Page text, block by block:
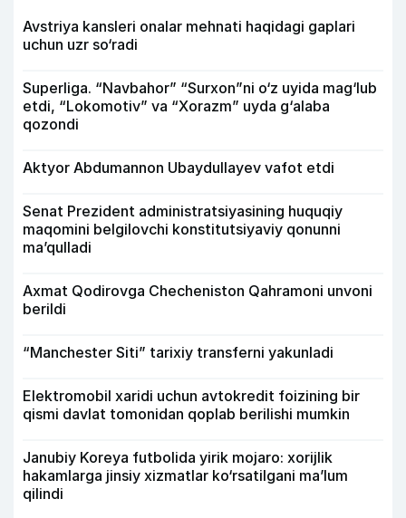
Avstriya kansleri onalar mehnati haqidagi gaplari
uchun uzr so‘radi
Superliga. “Navbahor” “Surxon”ni o‘z uyida mag‘lub
etdi, “Lokomotiv” va “Xorazm” uyda g‘alaba
qozondi
Aktyor Abdu­mannon Ubaydullayev vafot etdi
Senat Prezident administratsiyasining huquqiy
maqomini belgilovchi konstitutsiyaviy qonunni
ma’qulladi
Axmat Qodirovga Checheniston Qahramoni unvoni
berildi
“Manchester Siti” tarixiy transferni yakunladi
Elektromobil xaridi uchun avtokredit foizining bir
qismi davlat tomonidan qoplab berilishi mumkin
Janubiy Koreya futbolida yirik mojaro: xorijlik
hakamlarga jinsiy xizmatlar ko‘rsatilgani ma’lum
qilindi